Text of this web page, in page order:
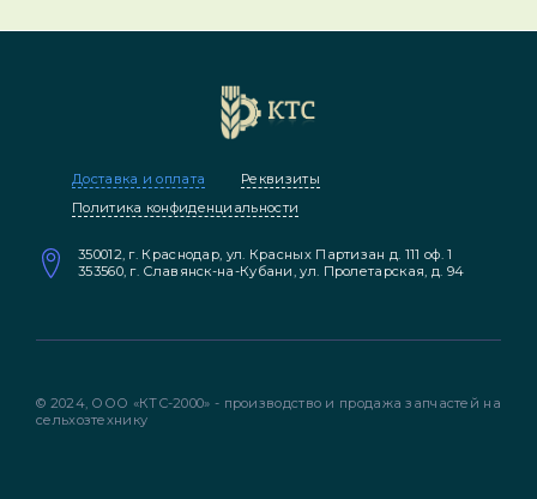
Доставка и оплата
Реквизиты
Политика конфиденциальности
350012, г. Краснодар, ул. Красных Партизан д. 111 оф. 1
353560, г. Славянск-на-Кубани, ул. Пролетарская, д. 94
© 2024, ООО «КТС-2000» - производство и продажа запчастей на
сельхозтехнику